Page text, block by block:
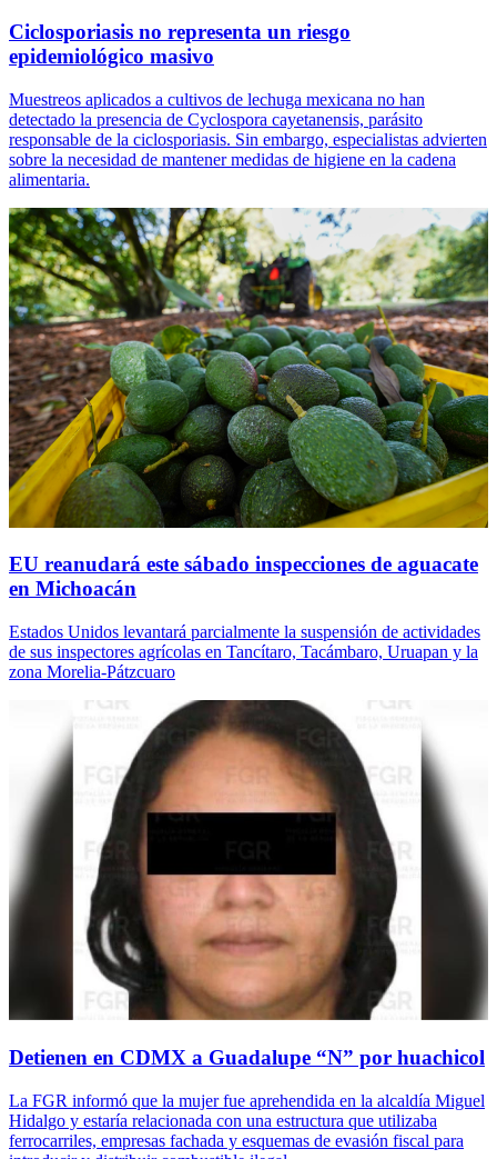
Ciclosporiasis no representa un riesgo
epidemiológico masivo
Muestreos aplicados a cultivos de lechuga mexicana no han
detectado la presencia de Cyclospora cayetanensis, parásito
responsable de la ciclosporiasis. Sin embargo, especialistas advierten
sobre la necesidad de mantener medidas de higiene en la cadena
alimentaria.
EU reanudará este sábado inspecciones de aguacate
en Michoacán
Estados Unidos levantará parcialmente la suspensión de actividades
de sus inspectores agrícolas en Tancítaro, Tacámbaro, Uruapan y la
zona Morelia-Pátzcuaro
Detienen en CDMX a Guadalupe “N” por huachicol
La FGR informó que la mujer fue aprehendida en la alcaldía Miguel
Hidalgo y estaría relacionada con una estructura que utilizaba
ferrocarriles, empresas fachada y esquemas de evasión fiscal para